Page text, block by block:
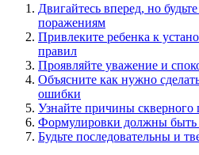
Двигайтесь вперед, но
поражениям
Привлеките ребенка к
правил
Проявляйте уважение и
Объясните как нужно
ошибки
Узнайте причины скверного
Формулировки должны
Будьте последовательны и